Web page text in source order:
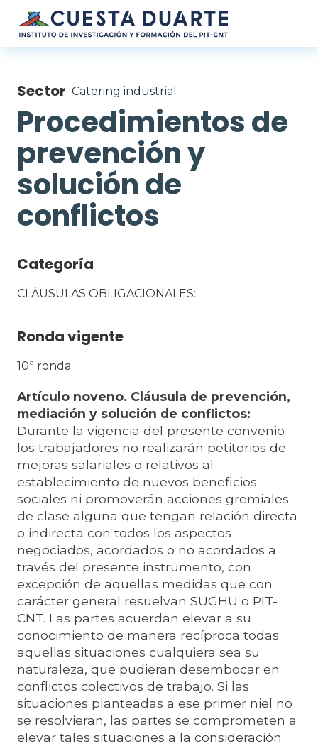
Pasar al contenido principal
Sector Catering industrial
Procedimientos de
prevención y
solución de
conflictos
Categoría
CLÁUSULAS OBLIGACIONALES
Ronda vigente
10ª ronda
Artículo noveno. Cláusula de prevención,
mediación y solución de conflictos:
Durante la vigencia del presente convenio
los trabajadores no realizarán petitorios de
mejoras salariales o relativos al
establecimiento de nuevos beneficios
sociales ni promoverán acciones gremiales
de clase alguna que tengan relación directa
o indirecta con todos los aspectos
negociados, acordados o no acordados a
través del presente instrumento, con
excepción de aquellas medidas que con
carácter general resuelvan SUGHU o PIT-
CNT. Las partes acuerdan elevar a su
conocimiento de manera recíproca todas
aquellas situaciones cualquiera sea su
naturaleza, que pudieran desembocar en
conflictos colectivos de trabajo. Si las
situaciones planteadas a ese primer niel no
se resolvieran, las partes se comprometen a
elevar tales situaciones a la consideración